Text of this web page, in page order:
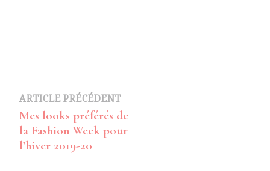
Navigation
d’article
ARTICLE PRÉCÉDENT
Mes looks préférés de
la Fashion Week pour
l’hiver 2019-20